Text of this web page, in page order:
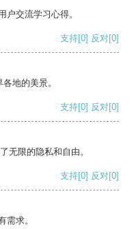
户交流学习心得。
支持[0] 反对[0]
地的美景。
支持[0] 反对[0]
无限的隐私和自由。
支持[0] 反对[0]
需求。